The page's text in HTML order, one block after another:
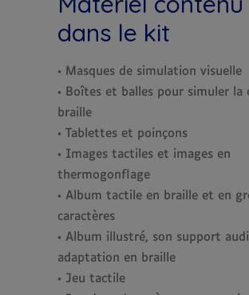
dans le kit
• Masques de simulation visuelle
• Boîtes et balles pour simuler la
braille
• Tablettes et poinçons
• Images tactiles et images en
thermogonflage
• Album tactile en braille et en
caractères
• Album illustré, son support
adaptation en braille
• Jeu tactile